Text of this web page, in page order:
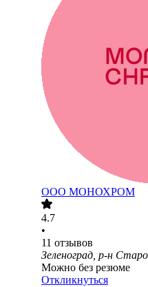
ООО МОНОХРОМ
4.7
•
11 отзывов
Зеленоград, р-н
Можно без резюме
Откликнуться